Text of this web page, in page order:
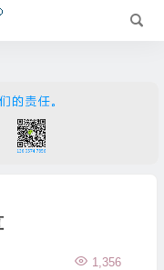
1,356